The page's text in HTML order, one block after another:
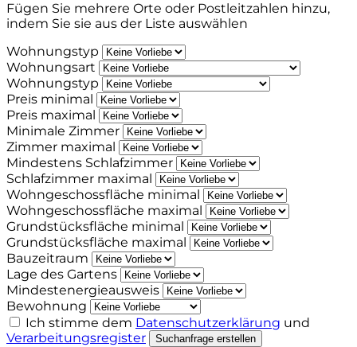
Fügen Sie mehrere Orte oder Postleitzahlen hinzu,
indem Sie sie aus der Liste auswählen
Wohnungstyp
Wohnungsart
Wohnungstyp
Preis minimal
Preis maximal
Minimale Zimmer
Zimmer maximal
Mindestens Schlafzimmer
Schlafzimmer maximal
Wohngeschossfläche minimal
Wohngeschossfläche maximal
Grundstücksfläche minimal
Grundstücksfläche maximal
Bauzeitraum
Lage des Gartens
Mindestenergieausweis
Bewohnung
Ich stimme dem Datenschutzerklärung und
Verarbeitungsregister
Suchanfrage erstellen